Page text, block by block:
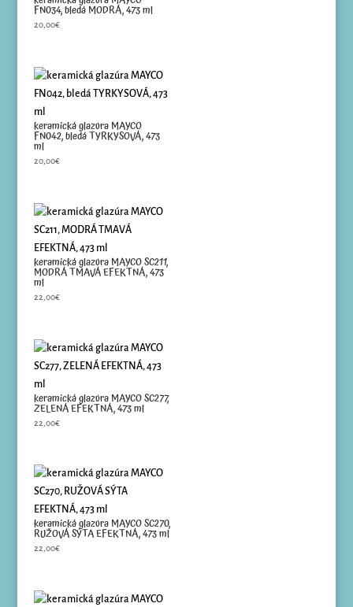
FN034, bledá MODRÁ, 473 ml
20,00€
keramická glazúra MAYCO
FN042, bledá TYRKYSOVÁ, 473
ml
20,00€
keramická glazúra MAYCO SC211,
MODRÁ TMAVÁ EFEKTNÁ, 473
ml
22,00€
keramická glazúra MAYCO SC277,
ZELENÁ EFEKTNÁ, 473 ml
22,00€
keramická glazúra MAYCO SC270,
RUŽOVÁ SÝTA EFEKTNÁ, 473 ml
22,00€